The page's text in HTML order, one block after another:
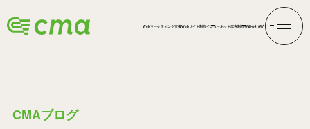
Webマーケティング支援Webサイト制作インターネット広告制作実績会社紹介
CMAブログ